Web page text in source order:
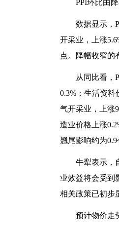
PPI环比由
数据显示，
开采业，上涨
点。降幅收窄的
从同比看，
0.3%；生活资
气开采业，上涨
造业价格上涨
翘尾影响约为
牛犁表示，
业效益将会受到
相关政策已初步
预计物价走